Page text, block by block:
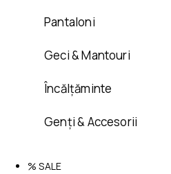
Pantaloni
Geci & Mantouri
Încălțăminte
Genți & Accesorii
% SALE